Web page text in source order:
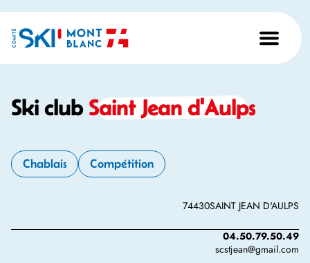
Ski club Saint Jean d'Aulps
Chablais Compétition
74430SAINT JEAN D'AULPS
04.50.79.50.49
scstjean@gmail.com